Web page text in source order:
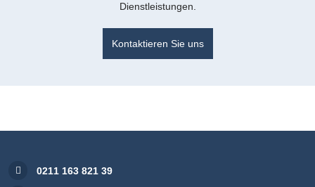
Dienstleistungen.
Kontaktieren Sie uns
0211 163 821 39